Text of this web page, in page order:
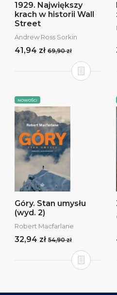
1929. Największy
krach w historii Wall
Street
Andrew Ross Sorkin
41,94 zł 69,90 zł
NOWOŚCI
Góry. Stan umysłu
(wyd. 2)
Robert Macfarlane
32,94 zł 54,90 zł